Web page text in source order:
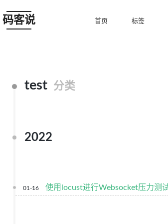
码客说 首页 标签
test 分类
2022
01-16 使用locust进行Websocket压力测